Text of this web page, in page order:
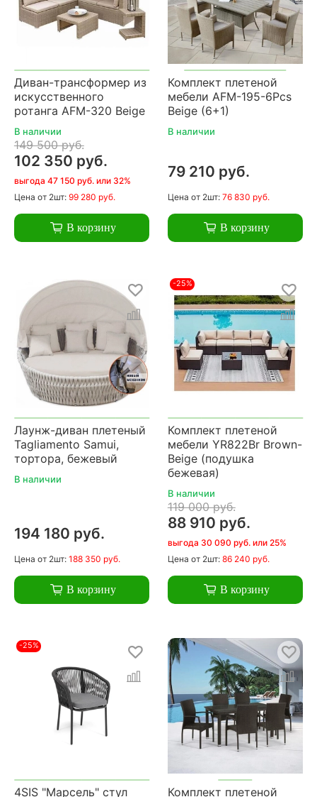
Диван-трансформер из
искусственного
ротанга AFM-320 Beige
В наличии
149 500 руб.
102 350 руб.
выгода 47 150 руб. или 32%
Цена от 2шт: 99 280 руб.
В корзину
Комплект плетеной
мебели AFM-195-6Pcs
Beige (6+1)
В наличии
79 210 руб.
Цена от 2шт: 76 830 руб.
В корзину
Лаунж-диван плетеный
Tagliamento Samui,
тортора, бежевый
В наличии
194 180 руб.
Цена от 2шт: 188 350 руб.
В корзину
-25%
Комплект плетеной
мебели YR822Br Brown-
Beige (подушка
бежевая)
В наличии
119 000 руб.
88 910 руб.
выгода 30 090 руб. или 25%
Цена от 2шт: 86 240 руб.
В корзину
-25%
4SIS "Марсель" стул
Комплект плетеной